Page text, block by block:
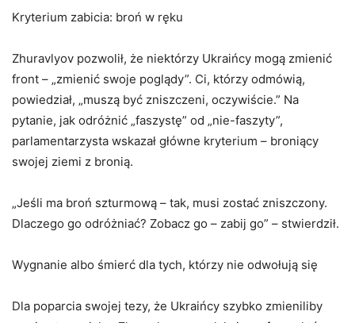
Kryterium zabicia: broń w ręku
Zhuravlyov pozwolił, że niektórzy Ukraińcy mogą zmienić
front – „zmienić swoje poglądy”. Ci, którzy odmówią,
powiedział, „muszą być zniszczeni, oczywiście.” Na
pytanie, jak odróżnić „faszystę” od „nie-faszyty”,
parlamentarzysta wskazał główne kryterium – broniący
swojej ziemi z bronią.
„Jeśli ma broń szturmową – tak, musi zostać zniszczony.
Dlaczego go odróżniać? Zobacz go – zabij go” – stwierdził.
Wygnanie albo śmierć dla tych, którzy nie odwołują się
Dla poparcia swojej tezy, że Ukraińcy szybko zmieniliby